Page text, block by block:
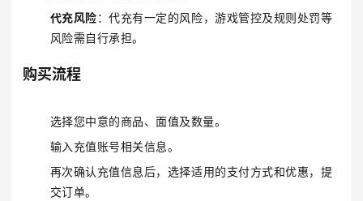
代充风险：代充有一定的风险，游戏管控及规则处罚等
风险需自行承担。
购买流程
选择您中意的商品、面值及数量。
输入充值账号相关信息。
再次确认充值信息后，选择适用的支付方式和优惠，提
交订单。